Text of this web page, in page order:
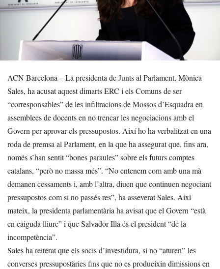
ACN Barcelona – La presidenta de Junts al Parlament, Mònica
Sales, ha acusat aquest dimarts ERC i els Comuns de ser
“corresponsables” de les infiltracions de Mossos d’Esquadra en
assemblees de docents en no trencar les negociacions amb el
Govern per aprovar els pressupostos. Així ho ha verbalitzat en una
roda de premsa al Parlament, en la que ha assegurat que, fins ara,
només s’han sentit “bones paraules” sobre els futurs comptes
catalans, “però no massa més”. “No entenem com amb una mà
demanen cessaments i, amb l’altra, diuen que continuen negociant
pressupostos com si no passés res”, ha asseverat Sales. Així
mateix, la presidenta parlamentària ha avisat que el Govern “està
en caiguda lliure” i que Salvador Illa és el president “de la
incompetència”.
Sales ha reiterat que els socis d’investidura, si no “aturen” les
converses pressupostàries fins que no es produeixin dimissions en